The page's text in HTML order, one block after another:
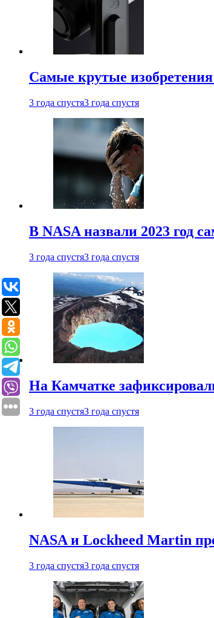
Самые крутые изобретения
3 года спустя3 года спустя
В NASA назвали 2023 год
3 года спустя3 года спустя
На Камчатке
3 года спустя3 года спустя
NASA и Lockheed Martin
3 года спустя3 года спустя